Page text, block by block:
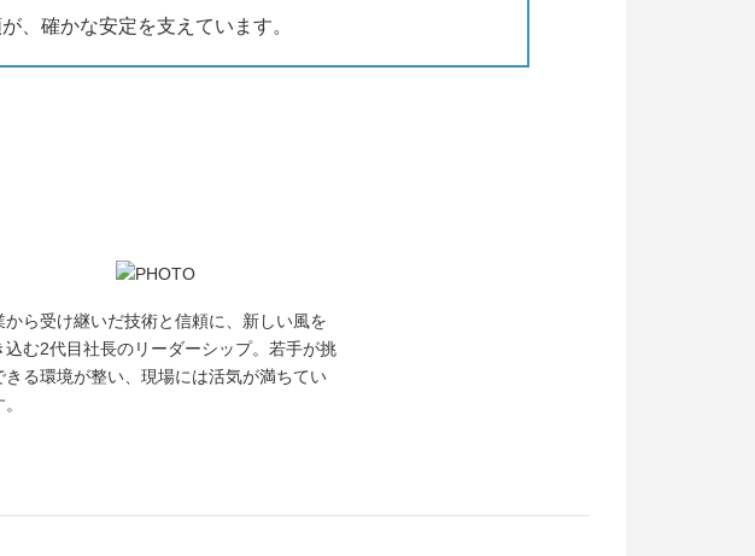
、確かな安定を支えています。
から受け継いだ技術と信頼に、新しい風を
込む2代目社長のリーダーシップ。若手が挑
きる環境が整い、現場には活気が満ちてい